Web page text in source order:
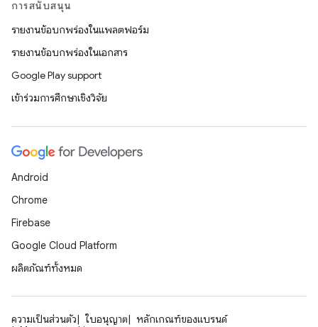
การสนับสนุน
รายงานข้อบกพร่องในแพลตฟอร์ม
รายงานข้อบกพร่องในเอกสาร
Google Play support
เข้าร่วมการศึกษาเชิงวิจัย
Android
Chrome
Firebase
Google Cloud Platform
ผลิตภัณฑ์ทั้งหมด
ความเป็นส่วนตัว ใบอนุญาต
หลักเกณฑ์ของแบรนด์